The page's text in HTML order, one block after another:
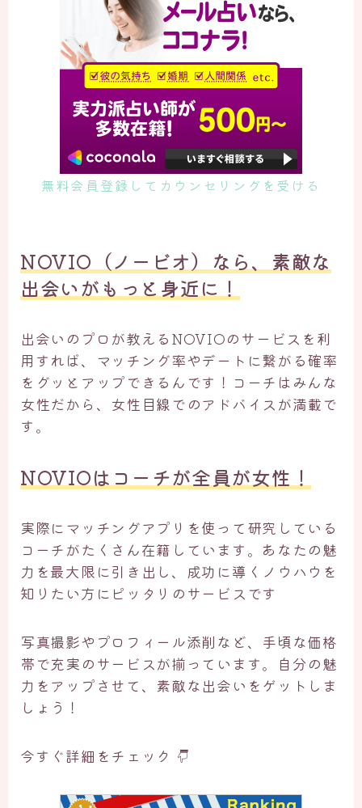
無料会員登録してカウンセリングを受ける
NOVIO（ノービオ）なら、素敵な
出会いがもっと身近に！
出会いのプロが教えるNOVIOのサービスを利
用すれば、マッチング率やデートに繋がる確率
をグッとアップできるんです！コーチはみんな
女性だから、女性目線でのアドバイスが満載で
す。
NOVIOはコーチが全員が女性！
実際にマッチングアプリを使って研究している
コーチがたくさん在籍しています。あなたの魅
力を最大限に引き出し、成功に導くノウハウを
知りたい方にピッタリのサービスです
写真撮影やプロフィール添削など、手頃な価格
帯で充実のサービスが揃っています。自分の魅
力をアップさせて、素敵な出会いをゲットしま
しょう！
今すぐ詳細をチェック